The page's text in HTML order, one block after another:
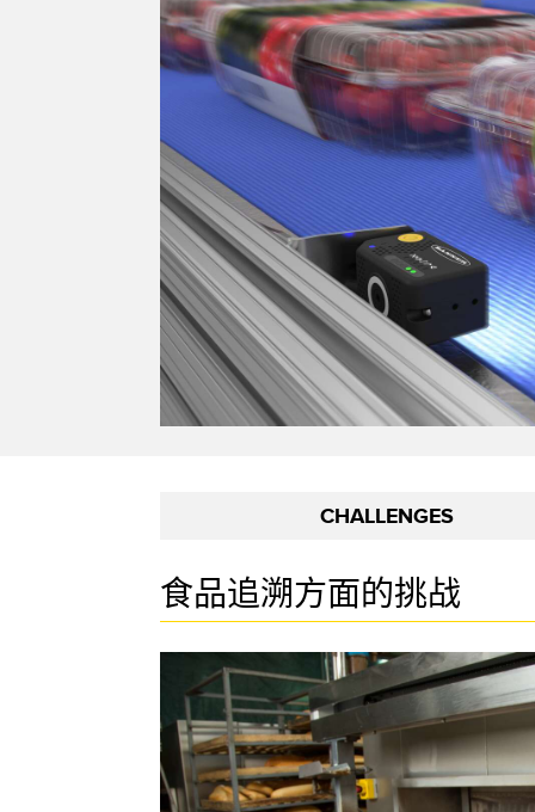
机器安全
工业无线
BARCODE & VISION
远程 I/O
CONNECTIVITY
增量式旋转编码器
绝对值旋转编码器
槽形
检测
附件
附件
线缆
转换器
追踪和跟踪
拾取指示灯
状态指示
测量与检测
质量控制
车辆检测
预测性维护
雷达应用
预测
相关
冲洗
IO-
CHALLENGES
食品追溯方面的挑战